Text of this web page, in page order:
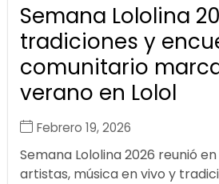
Semana Lololina
tradiciones y
comunitario
verano en Lolol
Febrero 19, 2026
Semana Lololina 2026 reunió
artistas, música en vivo y